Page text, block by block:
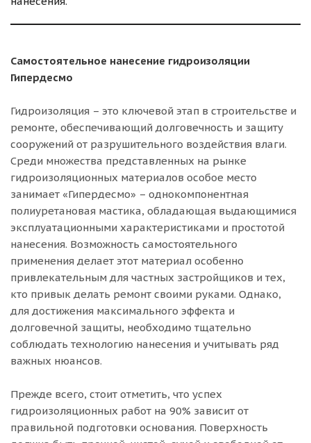
Самостоятельное нанесение гидроизоляции
Гипердесмо
Гидроизоляция – это ключевой этап в строительстве и
ремонте, обеспечивающий долговечность и защиту
сооружений от разрушительного воздействия влаги.
Среди множества представленных на рынке
гидроизоляционных материалов особое место
занимает «Гипердесмо» – однокомпонентная
полиуретановая мастика, обладающая выдающимися
эксплуатационными характеристиками и простотой
нанесения. Возможность самостоятельного
применения делает этот материал особенно
привлекательным для частных застройщиков и тех,
кто привык делать ремонт своими руками. Однако,
для достижения максимального эффекта и
долговечной защиты, необходимо тщательно
соблюдать технологию нанесения и учитывать ряд
важных нюансов.
Прежде всего, стоит отметить, что успех
гидроизоляционных работ на 90% зависит от
правильной подготовки основания. Поверхность